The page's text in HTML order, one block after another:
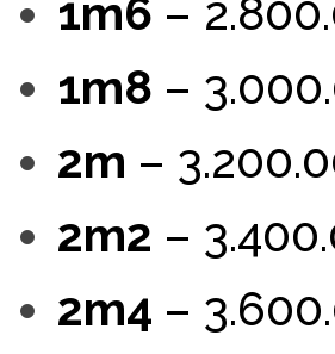
1m6 –
1m8 –
2m –
2m2 –
2m4 –